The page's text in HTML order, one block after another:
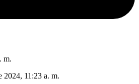
m.
2024, 11:23 a. m.